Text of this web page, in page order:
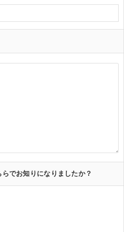
でお知りになりましたか？